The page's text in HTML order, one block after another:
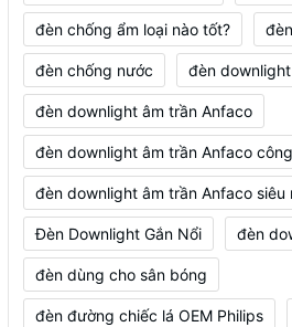
đèn chống ẩm loại nào tốt?
đèn chống nước đèn
đèn downlight âm trần Anfaco
đèn downlight âm trần Anfaco
đèn downlight âm trần Anfaco siêu
Đèn Downlight Gắn Nổi đèn
đèn dùng cho sân bóng
đèn đường chiếc lá OEM Philips